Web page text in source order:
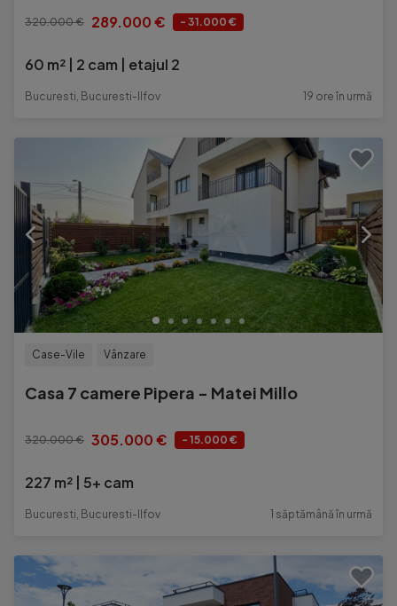
320.000 € 289.000 € - 31.000 €
60 m² 2 cam etajul 2
Bucuresti, Bucuresti-Ilfov 19 ore în urmă
Case-Vile Vânzare
Casa 7 camere Pipera - Matei Millo
320.000 € 305.000 € - 15.000 €
227 m² 5+ cam
Bucuresti, Bucuresti-Ilfov 1 săptămână în urmă